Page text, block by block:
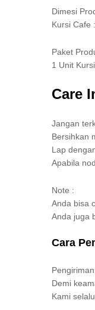
Dimesi
Kursi Cafe
Paket
1 Unit
Care
Jangan
Bersihkan
Lap
Apabila
Note :
Anda bisa
Anda juga
Cara
Demi
Kami